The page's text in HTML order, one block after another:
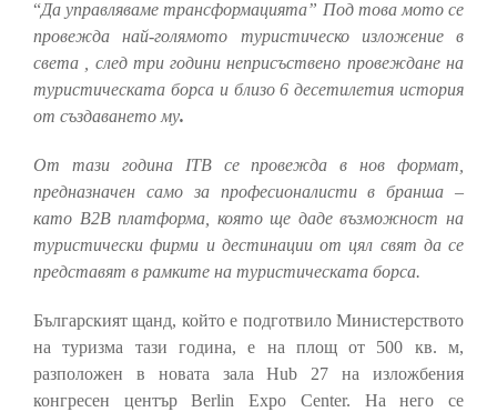
“Да управляваме трансформацията” Под това мото се
провежда най-голямото туристическо изложение в
света , след три години неприсъствено провеждане на
туристическата борса и близо 6 десетилетия история
от създаването му.
От тази година ITB се провежда в нов формат,
предназначен само за професионалисти в бранша –
като B2B платформа, която ще даде възможност на
туристически фирми и дестинации от цял свят да се
представят в рамките на туристическата борса.
Българският щанд, който е подготвило Министерството
на туризма тази година, е на площ от 500 кв. м,
разположен в новата зала Hub 27 на изложбения
конгресен център Berlin Expo Center. На него се